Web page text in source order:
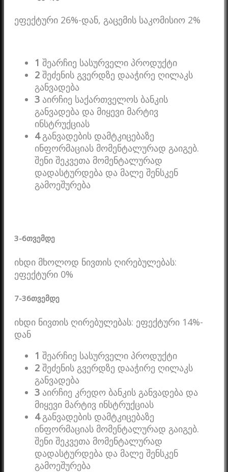
ეფექტური 26%-დან, გაცემის საკომისიო 2%
1 შეარჩიე სასურველი პროდუქტი
2 შეძენის გვერდზე დააჭირე ღილაკს
განვადება
3 აირჩიე საქართველოს ბანკის
განვადება და მიყევი მარტივ
ინსტრუქციას
4განვადების დამტკიცებაზე
ინფორმაციას მომენტალურად გაიგებ.
შენი შეკვეთა მომენტალურად
დადასტურდება და მალე შენსკენ
გამოეშურება
3-6თვემდე
იხდი მხოლოდ ნივთის ღირებულებას:
ეფექტური 0%
7-36თვემდე
იხდი ნივთის ღირებულებას: ეფექტური 14%-
დან
1 შეარჩიე სასურველი პროდუქტი
2 შეძენის გვერდზე დააჭირე ღილაკს
განვადება
3 აირჩიე კრედო ბანკის განვადება და
მიყევი მარტივ ინსტრუქციას
4განვადების დამტკიცებაზე
ინფორმაციას მომენტალურად გაიგებ.
შენი შეკვეთა მომენტალურად
დადასტურდება და მალე შენსკენ
გამოეშურება